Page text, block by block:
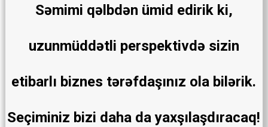
Səmimi qəlbdən ümid edirik ki,
uzunmüddətli perspektivdə sizin
etibarlı biznes tərəfdaşınız ola bilərik.
Seçiminiz bizi daha da yaxşılaşdıracaq!